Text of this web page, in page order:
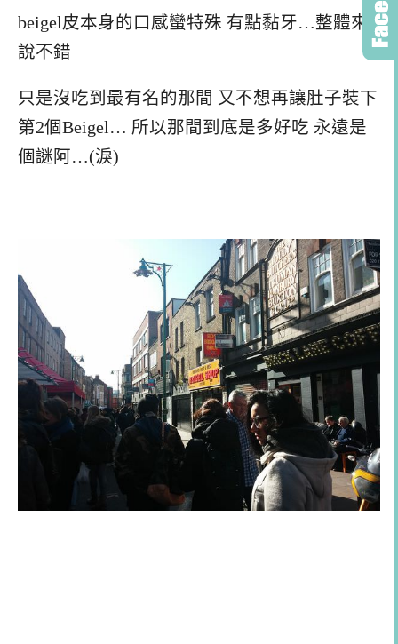
beigel皮本身的口感蠻特殊 有點黏牙…整體來
說不錯
只是沒吃到最有名的那間 又不想再讓肚子裝下
第2個Beigel… 所以那間到底是多好吃 永遠是
個謎阿…(淚)